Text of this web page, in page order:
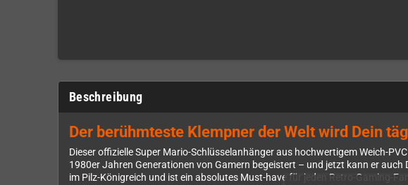
Beschreibung
Der berühmteste Klempner der Welt wird Dein
Dieser offizielle Super Mario-Schlüsselanhänger aus hochwertigem Weich-
1980er Jahren Generationen von Gamern begeistert – und jetzt kann er
im Pilz-Königreich und ist ein absolutes Must-have für jeden Retro-Gaming-Fan.